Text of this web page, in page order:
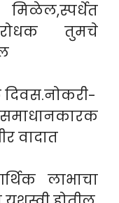
तुमचे
वादात
लाभाचा